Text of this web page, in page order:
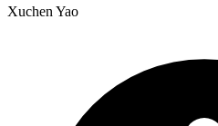
Xuchen Yao